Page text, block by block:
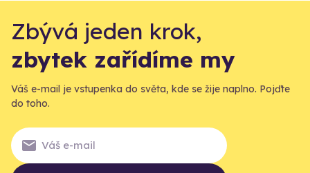
Zbývá jeden krok,
zbytek zařídíme my
Váš e-mail je vstupenka do světa, kde se žije naplno. Pojďte
do toho.